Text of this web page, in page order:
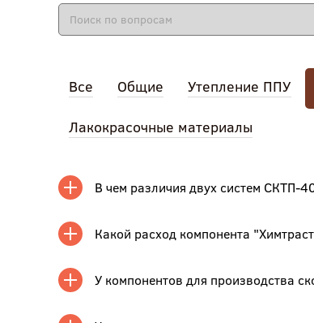
Все Общие Утепление ППУ
Лакокрасочные материалы
В чем различия двух систем СКТП-
Какой расход компонента
У компонентов для производства